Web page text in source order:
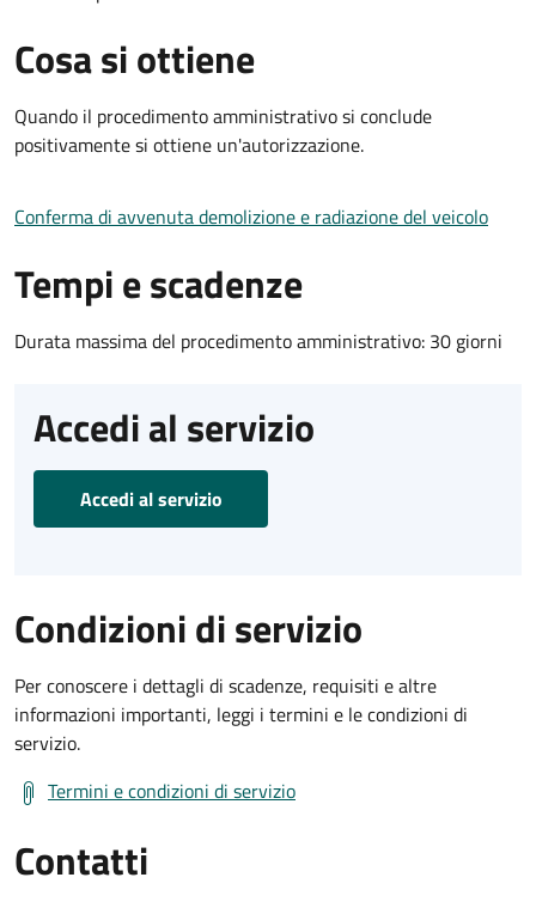
Cosa si ottiene
Quando il procedimento amministrativo si conclude
positivamente si ottiene un'autorizzazione.
Conferma di avvenuta demolizione e radiazione del veicolo
Tempi e scadenze
Durata massima del procedimento amministrativo: 30 giorni
Accedi al servizio
Accedi al servizio
Condizioni di servizio
Per conoscere i dettagli di scadenze, requisiti e altre
informazioni importanti, leggi i termini e le condizioni di
servizio.
Termini e condizioni di servizio
Contatti